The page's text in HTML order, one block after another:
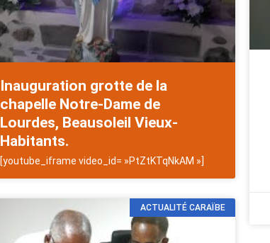
Inauguration grotte de la
chapelle Notre-Dame de
Lourdes, Beausoleil Vieux-
Habitants.
[youtube_iframe video_id= »PtZtKTqNkAM »]
ACTUALITÉ CARAÏBE